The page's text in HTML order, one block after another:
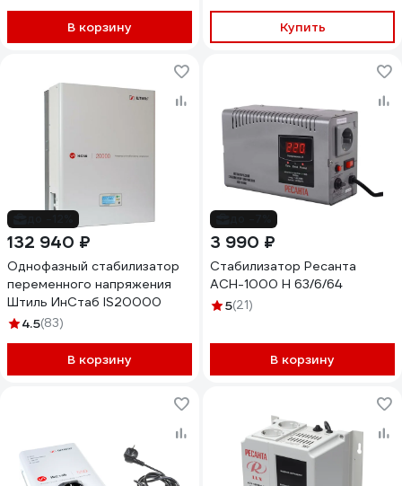
В корзину Купить
132 940 ₽
Однофазный стабилизатор
переменного напряжения
Штиль ИнСтаб IS20000
4.5(83)
В корзину
3 990 ₽
Стабилизатор Ресанта
АСН-1000 Н 63/6/64
5(21)
В корзину